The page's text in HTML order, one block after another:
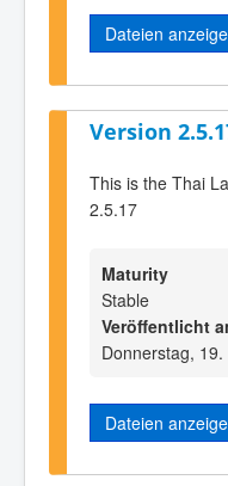
Dateien
Version
This is the Thai
2.5.17
Maturity
Stable
Veröffentlicht
Donnerstag,
Dateien